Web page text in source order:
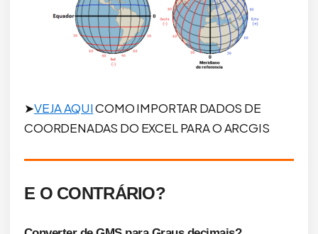
➤VEJA AQUICOMO IMPORTAR DADOS DE
COORDENADAS DO EXCEL PARA O ARCGIS
E O CONTRÁRIO?